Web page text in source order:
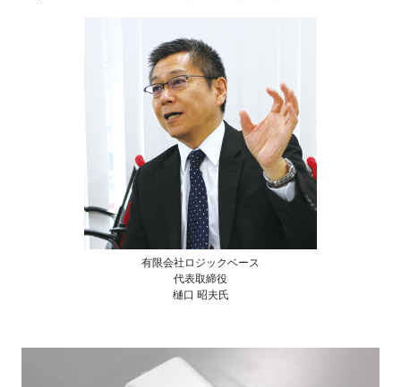
有限会社ロジックベース
代表取締役
樋口 昭夫氏